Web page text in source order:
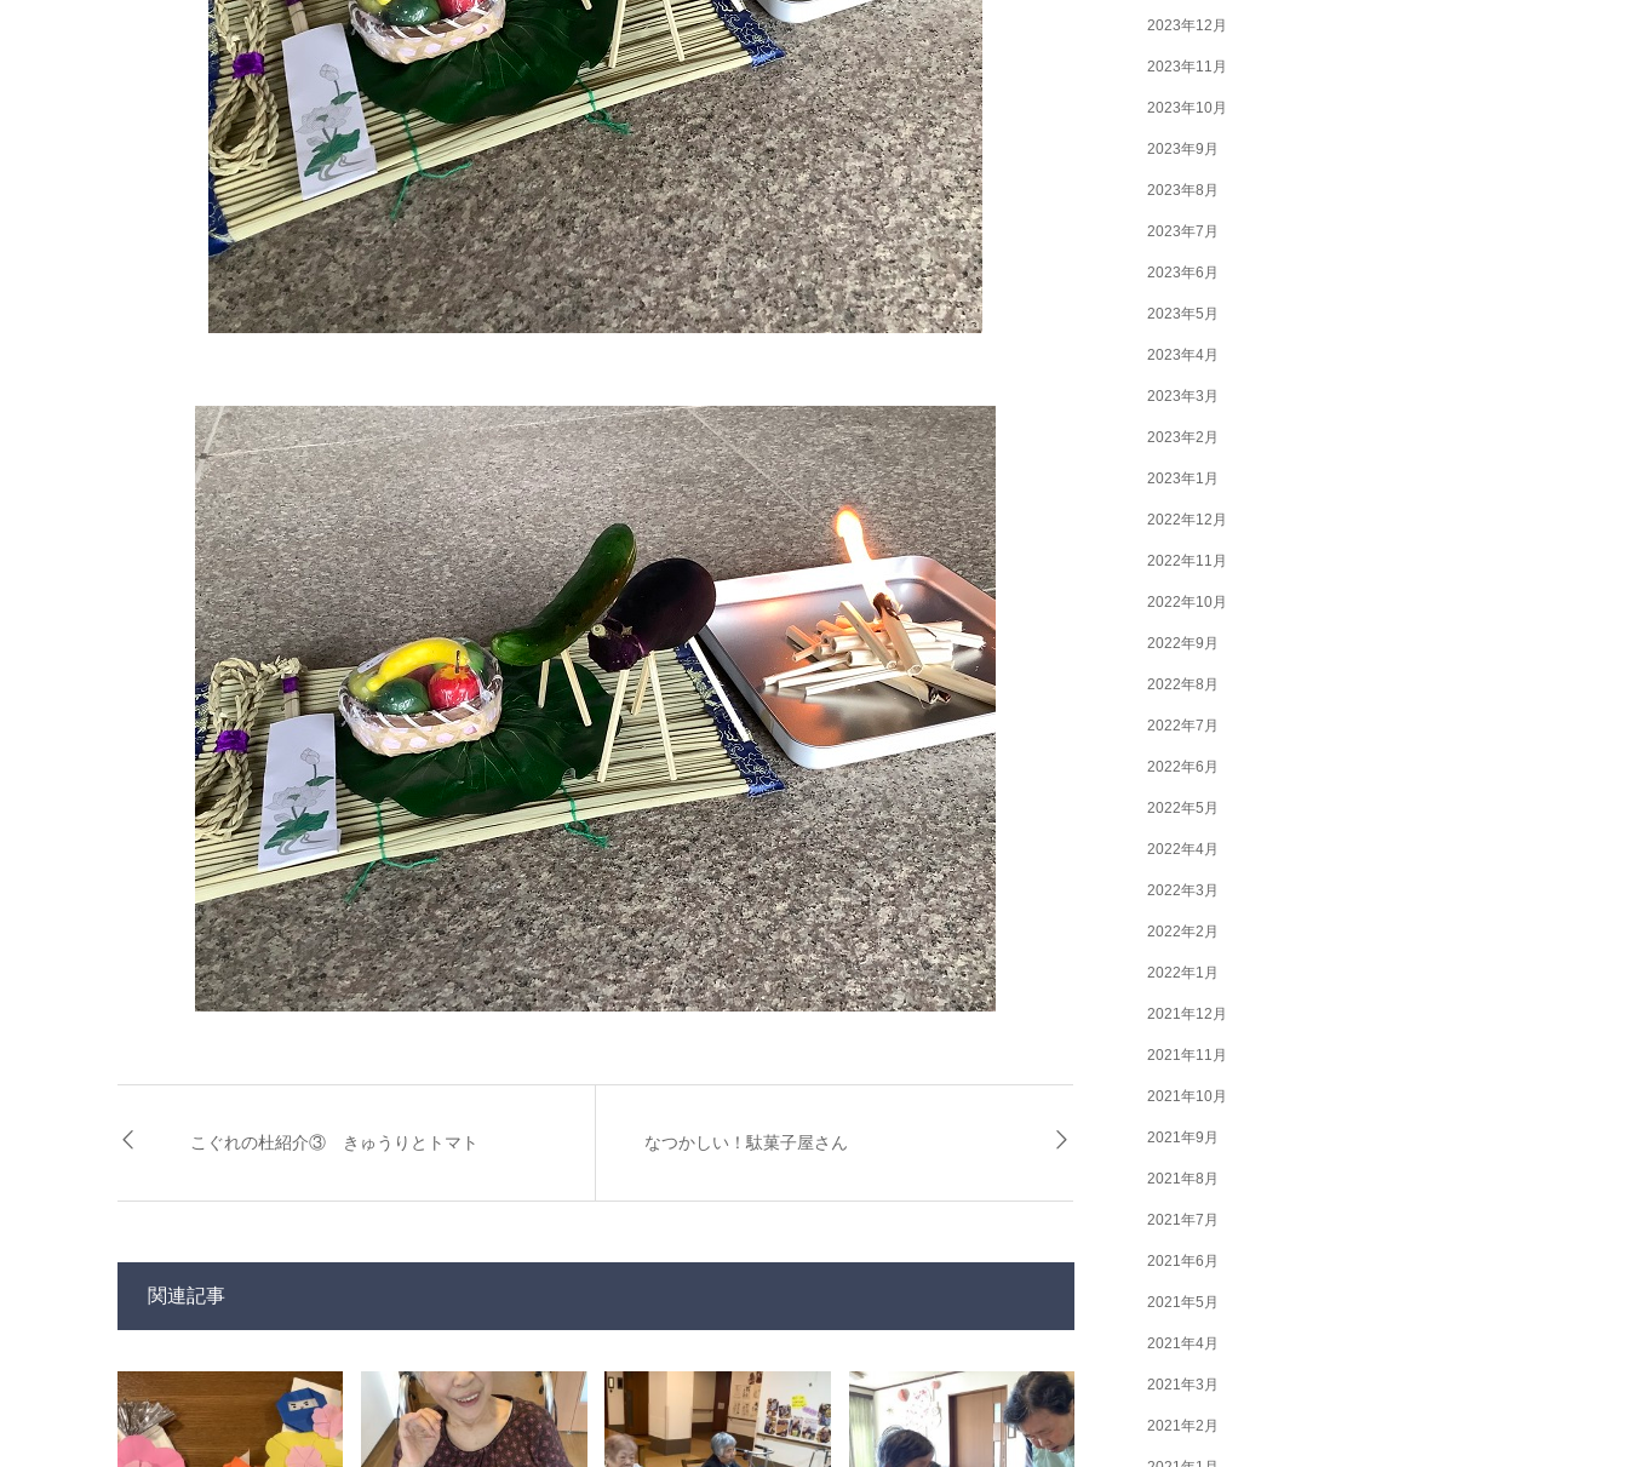
こぐれの杜紹介③ きゅうりとトマト なつかしい！駄菓子屋さん
関連記事
2023年12月
2023年11月
2023年10月
2023年9月
2023年8月
2023年7月
2023年6月
2023年5月
2023年4月
2023年3月
2023年2月
2023年1月
2022年12月
2022年11月
2022年10月
2022年9月
2022年8月
2022年7月
2022年6月
2022年5月
2022年4月
2022年3月
2022年2月
2022年1月
2021年12月
2021年11月
2021年10月
2021年9月
2021年8月
2021年7月
2021年6月
2021年5月
2021年4月
2021年3月
2021年2月